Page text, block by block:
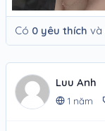
Có 0 yêu thích và
Luu Anh
1 năm